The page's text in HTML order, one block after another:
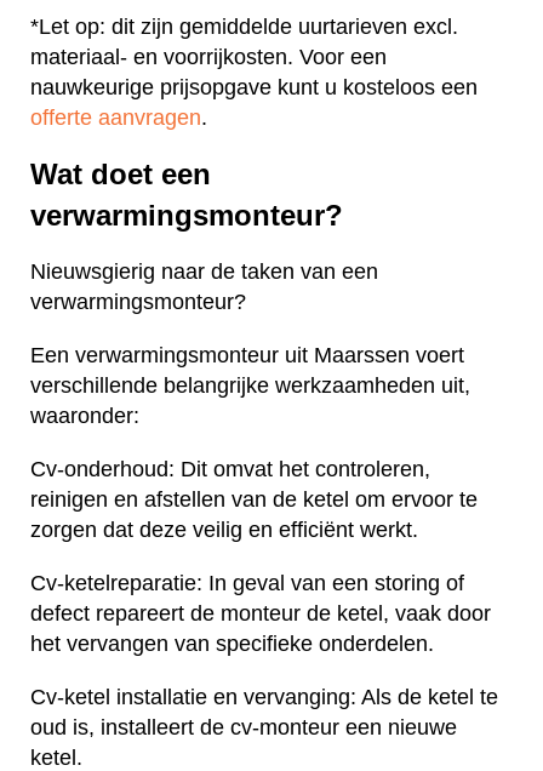
*Let op: dit zijn gemiddelde uurtarieven excl.
materiaal- en voorrijkosten. Voor een
nauwkeurige prijsopgave kunt u kosteloos een
offerte aanvragen.
Wat doet een
verwarmingsmonteur?
Nieuwsgierig naar de taken van een
verwarmingsmonteur?
Een verwarmingsmonteur uit Maarssen voert
verschillende belangrijke werkzaamheden uit,
waaronder:
Cv-onderhoud: Dit omvat het controleren,
reinigen en afstellen van de ketel om ervoor te
zorgen dat deze veilig en efficiënt werkt.
Cv-ketelreparatie: In geval van een storing of
defect repareert de monteur de ketel, vaak door
het vervangen van specifieke onderdelen.
Cv-ketel installatie en vervanging: Als de ketel te
oud is, installeert de cv-monteur een nieuwe
ketel.